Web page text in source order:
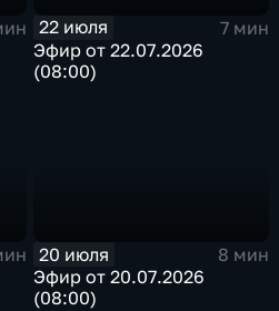
22 июля
7 мин
Эфир от 22.07.2026
(08:00)
20 июля
8 мин
Эфир от 20.07.2026
(08:00)